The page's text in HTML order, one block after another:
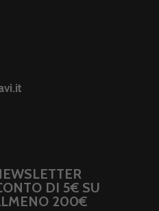
DI 5€ SU
200€